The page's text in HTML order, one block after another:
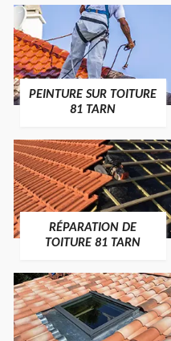
PEINTURE SUR TOITURE
81 TARN
RÉPARATION DE
TOITURE 81 TARN